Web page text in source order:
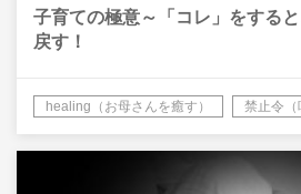
子育ての極意～「コレ」をする
戻す！
healing（お母さんを癒す） 禁止令（